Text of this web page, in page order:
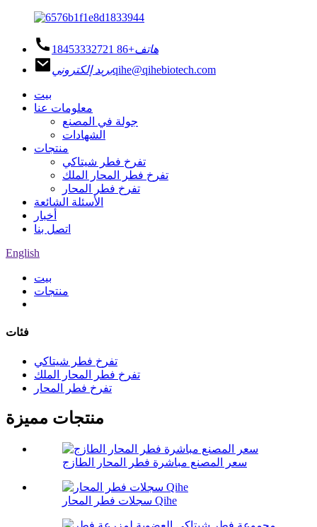
هاتف+86 18453332721
بريد إلكترونيqihe@qihebiotech.com
بيت
معلومات عنا
جولة في المصنع
الشهادات
منتجات
تفرخ فطر شيتاكي
تفرخ فطر المحار الملك
تفرخ فطر المحار
الأسئلة الشائعة
أخبار
اتصل بنا
English
بيت
منتجات
فئات
تفرخ فطر شيتاكي
تفرخ فطر المحار الملك
تفرخ فطر المحار
منتجات مميزة
سعر المصنع مباشرة فطر المحار الطازج
سجلات فطر المحار Qihe